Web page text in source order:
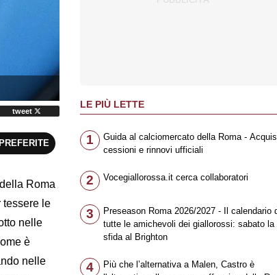
tweet
Roma
tessere le
nelle
è
nelle
LE PIÙ LETTE
1
Guida al calciomercato della Roma -
cessioni e rinnovi ufficiali
2 Vocegiallorossa.it cerca collaboratori
3
Preseason Roma 2026/2027 - Il calendario
tutte le amichevoli dei giallorossi: sabato la
sfida al Brighton
4
Più che l’alternativa a Malen, Castro è